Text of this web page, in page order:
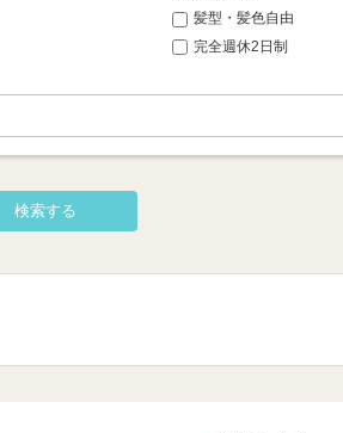
髪型・髪色自由
完全週休2日制